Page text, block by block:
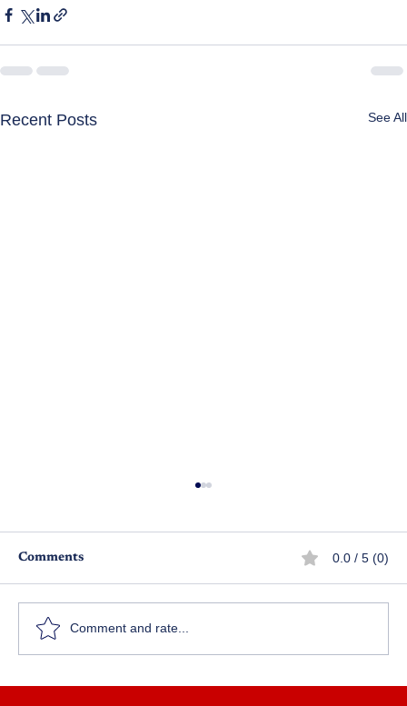
Recent Posts See All
అమ్మ నాన్న ఓ అద్భుతం
Comments 0.0 / 5 (0)
Comment and rate...